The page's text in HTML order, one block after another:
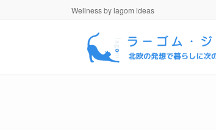
Wellness by lagom ideas